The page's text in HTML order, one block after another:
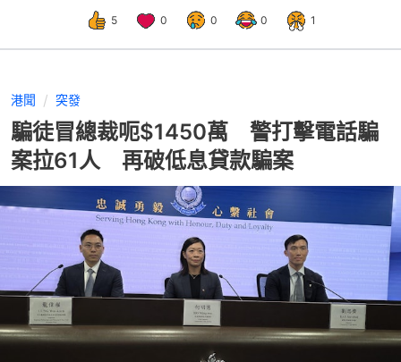
5 0 0 0 1
港聞 突發
騙徒冒總裁呃$1450萬 警打擊電話騙
案拉61人 再破低息貸款騙案